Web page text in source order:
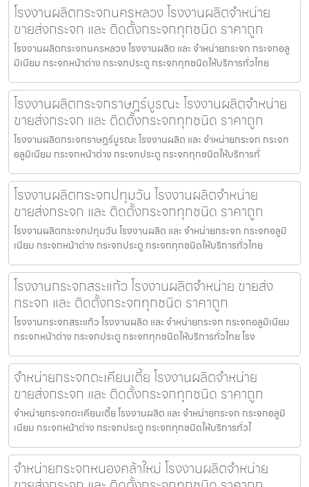
โรงงานผลิตกระจกนครหลวง โรงงานผลิตจำหน่าย
ขายส่งกระจก และ ติดตั้งกระจกทุกชนิด ราคาถูก
โรงงานผลิตกระจกนครหลวง โรงงานผลิต และ จำหน่ายกระจก กระจกอลู
มิเนียม กระจกหน้าต่าง กระจกประตู กระจกทุกชนิดให้บริการทั่วไทย
โรงงานผลิตกระจกราษฎร์บูรณะ โรงงานผลิตจำหน่าย
ขายส่งกระจก และ ติดตั้งกระจกทุกชนิด ราคาถูก
โรงงานผลิตกระจกราษฎร์บูรณะ โรงงานผลิต และ จำหน่ายกระจก กระจก
อลูมิเนียม กระจกหน้าต่าง กระจกประตู กระจกทุกชนิดให้บริการทั่
โรงงานผลิตกระจกปทุมวัน โรงงานผลิตจำหน่าย
ขายส่งกระจก และ ติดตั้งกระจกทุกชนิด ราคาถูก
โรงงานผลิตกระจกปทุมวัน โรงงานผลิต และ จำหน่ายกระจก กระจกอลูมิ
เนียม กระจกหน้าต่าง กระจกประตู กระจกทุกชนิดให้บริการทั่วไทย
โรงงานกระจกสระแก้ว โรงงานผลิตจำหน่าย ขายส่ง
กระจก และ ติดตั้งกระจกทุกชนิด ราคาถูก
โรงงานกระจกสระแก้ว โรงงานผลิต และ จำหน่ายกระจก กระจกอลูมิเนียม
กระจกหน้าต่าง กระจกประตู กระจกทุกชนิดให้บริการทั่วไทย โรง
จำหน่ายกระจกตะเคียนเตี้ย โรงงานผลิตจำหน่าย
ขายส่งกระจก และ ติดตั้งกระจกทุกชนิด ราคาถูก
จำหน่ายกระจกตะเคียนเตี้ย โรงงานผลิต และ จำหน่ายกระจก กระจกอลูมิ
เนียม กระจกหน้าต่าง กระจกประตู กระจกทุกชนิดให้บริการทั่วไ
จำหน่ายกระจกหนองคล้าใหม่ โรงงานผลิตจำหน่าย